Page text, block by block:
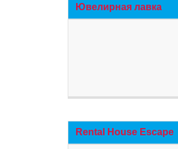
Ювелирная лавка
Rental House Escape